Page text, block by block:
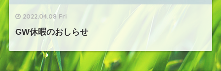
2022.04.08 Fri
GW休暇のおしらせ